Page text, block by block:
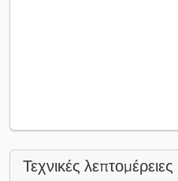
Τεχνικές λεπτομέρειες